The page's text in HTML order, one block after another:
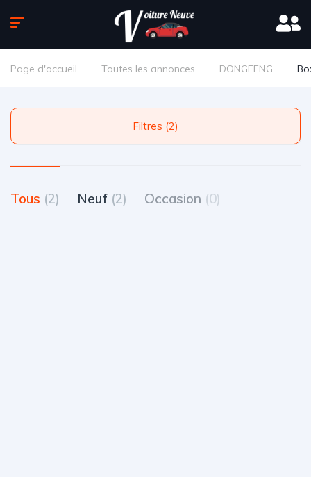
Page d'accueil Toutes les annonces DONGFENG
Filtres (2)
Tous (2) Neuf (2) Occasion (0)